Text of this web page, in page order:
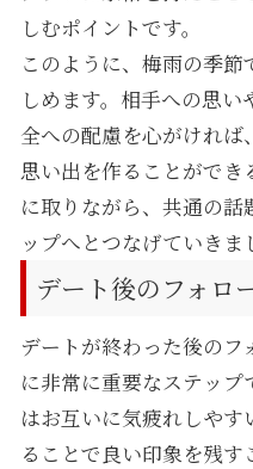
しむポイントです。
このように、梅雨の季
しめます。相手への思
全への配慮を心がけれ
思い出を作ることがで
に取りながら、共通の
ップへとつなげていきま
デート後のフォロ
デートが終わった後の
に非常に重要なステップ
はお互いに気疲れしや
ることで良い印象を残